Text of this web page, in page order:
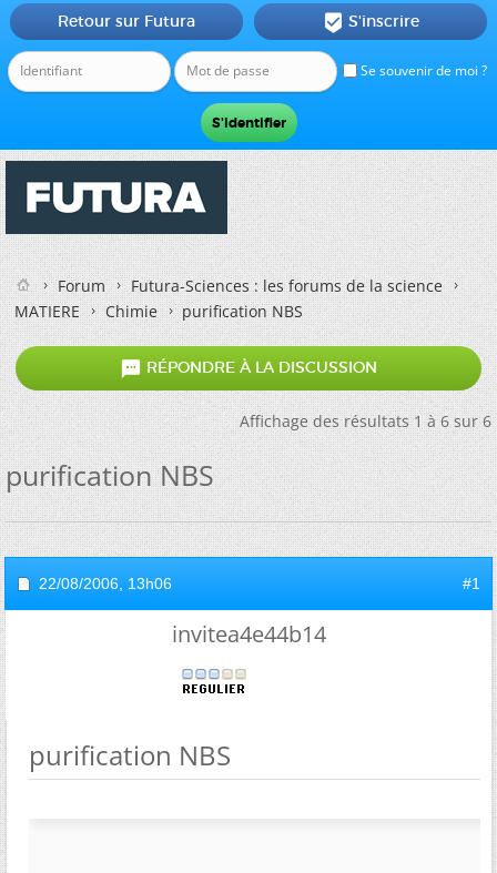
Se souvenir de moi ?
Retour sur Futura  S'inscrire
Forum
Futura-Sciences : les forums de la science
MATIERE
Chimie purification NBS
 RÉPONDRE À LA DISCUSSION
Affichage des résultats 1 à 6 sur 6
purification NBS
22/08/2006, 13h06 #1
invitea4e44b14
purification NBS